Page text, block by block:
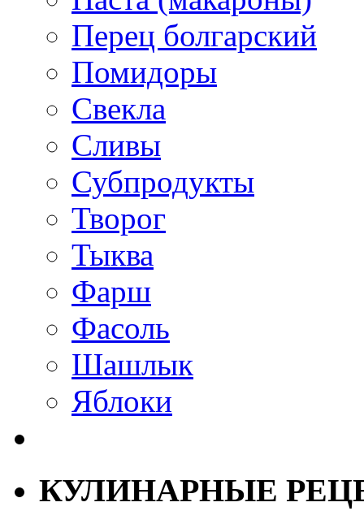
Перец болгарский
Помидоры
Свекла
Сливы
Субпродукты
Творог
Тыква
Фарш
Фасоль
Шашлык
Яблоки
КУЛИНАРНЫЕ